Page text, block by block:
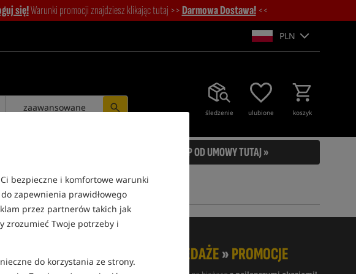
bezpieczne i komfortowe warunki
zapewnienia prawidłowego
przez partnerów takich jak
zrozumieć Twoje potrzeby i
do korzystania ze strony.
się!Warunki promocji znajdziesz klikając tutaj >>Darmowa Dostawa! <<
PLN
śledzenie ulubione koszyk
zaawansowane
ODSTĄP OD UMOWY TUTAJ »
NOWOŚCI WYPRZEDAŻE»PROMOCJE